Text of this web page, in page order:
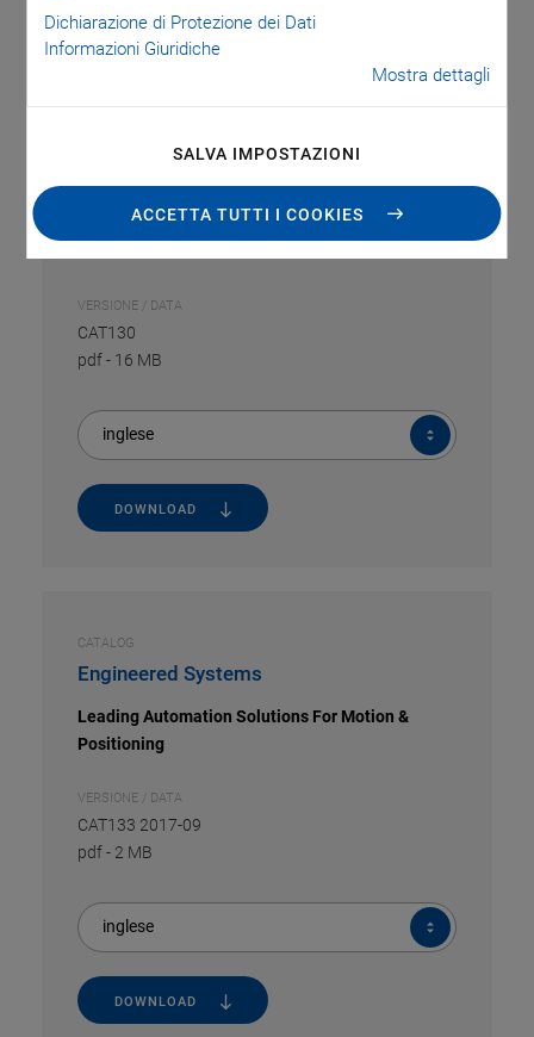
Dichiarazione di Protezione dei Dati
Informazioni Giuridiche
Mostra dettagli
SALVA IMPOSTAZIONI
ACCETTA TUTTI I COOKIES
CATALOG
PI Piezo Nano Positioning 2014/2015
VERSIONE / DATA
CAT130
pdf- 16 MB
inglese
DOWNLOAD
CATALOG
Engineered Systems
Leading Automation Solutions For Motion &
Positioning
VERSIONE / DATA
CAT133 2017-09
pdf- 2 MB
inglese
DOWNLOAD